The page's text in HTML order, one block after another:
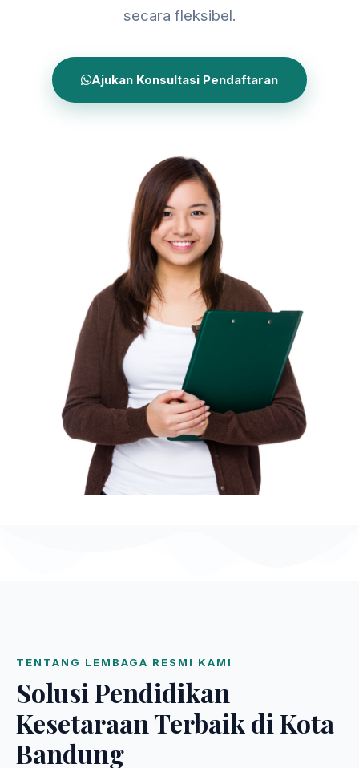
secara fleksibel.
Ajukan Konsultasi Pendaftaran
TENTANG LEMBAGA RESMI KAMI
Solusi Pendidikan
Kesetaraan Terbaik di Kota
Bandung